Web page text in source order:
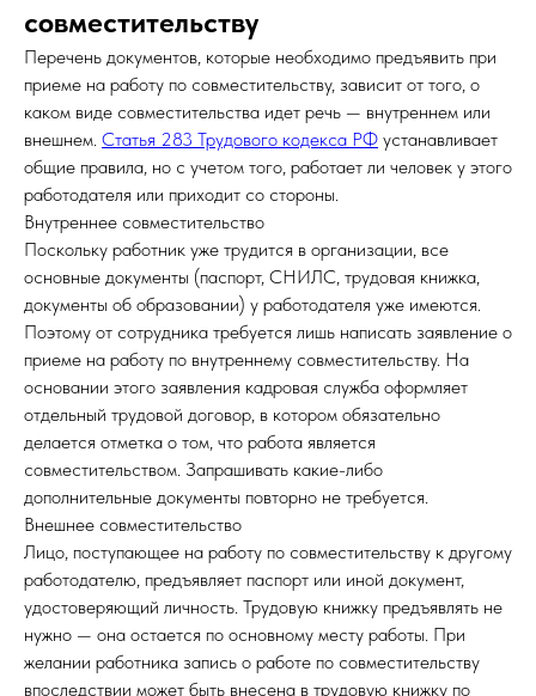
совместительству
Перечень документов, которые необходимо предъявить при
приеме на работу по совместительству, зависит от того, о
каком виде совместительства идет речь — внутреннем или
внешнем. Статья 283 Трудового кодекса РФ устанавливает
общие правила, но с учетом того, работает ли человек у этого
работодателя или приходит со стороны.
Внутреннее совместительство
Поскольку работник уже трудится в организации, все
основные документы (паспорт, СНИЛС, трудовая книжка,
документы об образовании) у работодателя уже имеются.
Поэтому от сотрудника требуется лишь написать заявление о
приеме на работу по внутреннему совместительству. На
основании этого заявления кадровая служба оформляет
отдельный трудовой договор, в котором обязательно
делается отметка о том, что работа является
совместительством. Запрашивать какие-либо
дополнительные документы повторно не требуется.
Внешнее совместительство
Лицо, поступающее на работу по совместительству к другому
работодателю, предъявляет паспорт или иной документ,
удостоверяющий личность. Трудовую книжку предъявлять не
нужно — она остается по основному месту работы. При
желании работника запись о работе по совместительству
впоследствии может быть внесена в трудовую книжку по